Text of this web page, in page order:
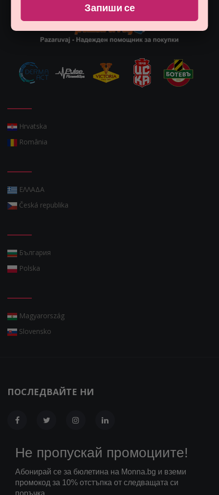
Hrvatska
România
ΕΛΛΑΔΑ
Česká republika
България
Polska
Magyarország
Slovensko
ПОСЛЕДВАЙТЕ НИ
Не пропускай промоциите!
Абонирай се за бюлетина на Monna.bg и вземи
промокод за 10% отстъпка от следващата си
поръчка.
Запиши се